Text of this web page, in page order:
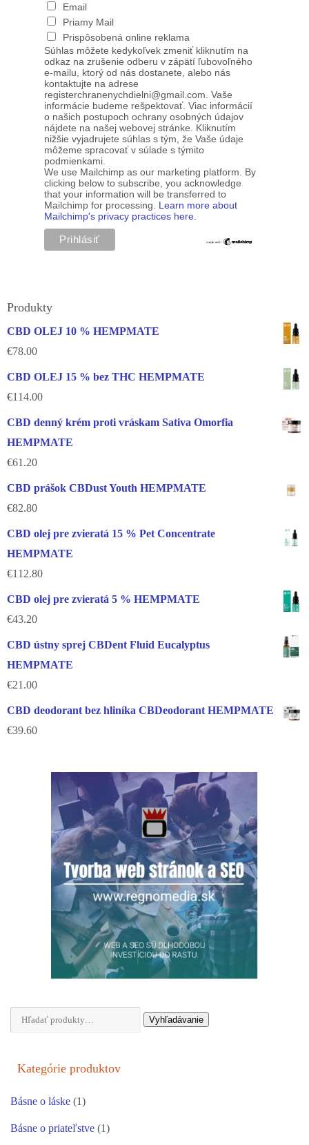
Email
Priamy Mail
Prispôsobená online reklama
Súhlas môžete kedykoľvek zmeniť kliknutím na
odkaz na zrušenie odberu v zápätí ľubovoľného
e-mailu, ktorý od nás dostanete, alebo nás
kontaktujte na adrese
registerchranenychdielni@gmail.com. Vaše
informácie budeme rešpektovať. Viac informácií
o našich postupoch ochrany osobných údajov
nájdete na našej webovej stránke. Kliknutím
nižšie vyjadrujete súhlas s tým, že Vaše údaje
môžeme spracovať v súlade s týmito
podmienkami.
We use Mailchimp as our marketing platform. By
clicking below to subscribe, you acknowledge
that your information will be transferred to
Mailchimp for processing. Learn more about
Mailchimp's privacy practices here.
Produkty
CBD OLEJ 10 % HEMPMATE
€78.00
CBD OLEJ 15 % bez THC HEMPMATE
€114.00
CBD denný krém proti vráskam Sativa Omorfia
HEMPMATE
€61.20
CBD prášok CBDust Youth HEMPMATE
€82.80
CBD olej pre zvieratá 15 % Pet Concentrate
HEMPMATE
€112.80
CBD olej pre zvieratá 5 % HEMPMATE
€43.20
CBD ústny sprej CBDent Fluid Eucalyptus
HEMPMATE
€21.00
CBD deodorant bez hliníka CBDeodorant HEMPMATE
€39.60
Hľadať: Vyhľadávanie
Kategórie produktov
Básne o láske (1)
Básne o priateľstve (1)